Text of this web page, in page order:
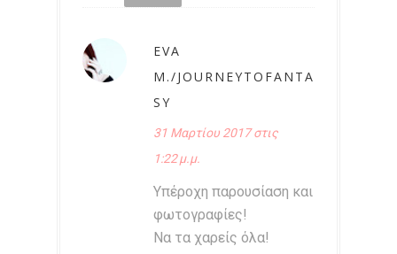
EVA
M./JOURNEYTOFANTA
SY
31 Μαρτίου 2017 στις
1:22 μ.μ.
Υπέροχη παρουσίαση και
φωτογραφίες!
Να τα χαρείς όλα!